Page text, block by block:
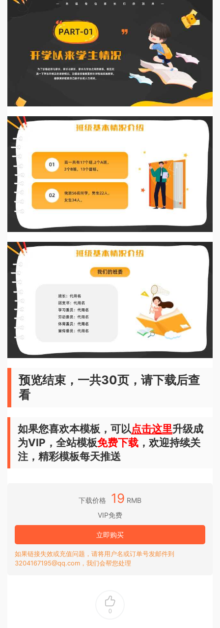
预览结束，一共30页，请下载后查
看
如果您喜欢本模板，可以点击这里升级成
为VIP，全站模板免费下载 ，欢迎持续关
注，精彩模板每天推送
下载价格 19 RMB
VIP免费
立即购买
如果链接失效或充值问题，请将用户名或订单号发邮件到
3204167195@qq.com，我们会帮您处理
0